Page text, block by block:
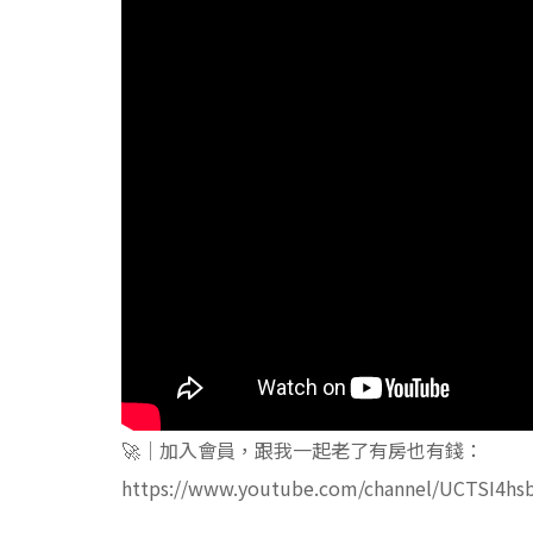
🚀｜加入會員，跟我一起老了有房也有錢：
https://www.youtube.com/channel/